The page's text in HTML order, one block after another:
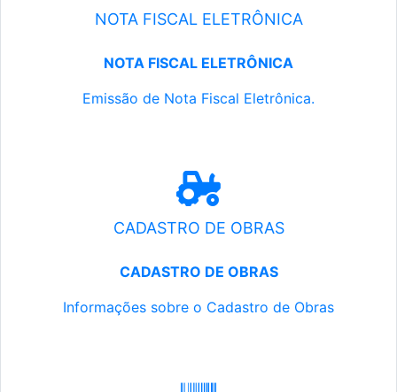
NOTA FISCAL ELETRÔNICA
NOTA FISCAL ELETRÔNICA
Emissão de Nota Fiscal Eletrônica.
CADASTRO DE OBRAS
CADASTRO DE OBRAS
Informações sobre o Cadastro de Obras